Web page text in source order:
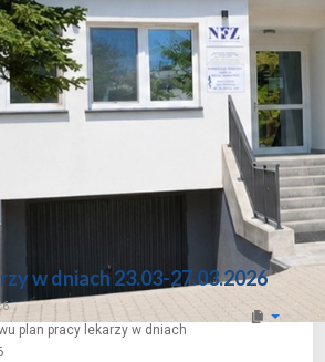
w dniach 23.03-27.03.2026
plan pracy lekarzy w dniach